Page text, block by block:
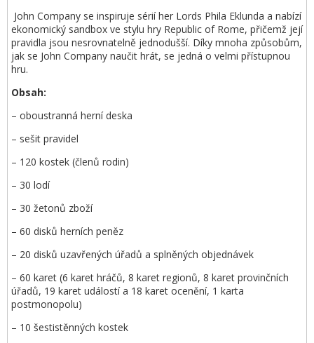
John Company se inspiruje sérií her Lords Phila Eklunda a nabízí
ekonomický sandbox ve stylu hry Republic of Rome, přičemž její
pravidla jsou nesrovnatelně jednodušší. Díky mnoha způsobům,
jak se John Company naučit hrát, se jedná o velmi přístupnou
hru.
Obsah:
– oboustranná herní deska
– sešit pravidel
– 120 kostek (členů rodin)
– 30 lodí
– 30 žetonů zboží
– 60 disků herních peněz
– 20 disků uzavřených úřadů a splněných objednávek
– 60 karet (6 karet hráčů, 8 karet regionů, 8 karet provinčních
úřadů, 19 karet událostí a 18 karet ocenění, 1 karta
postmonopolu)
– 10 šestistěnných kostek